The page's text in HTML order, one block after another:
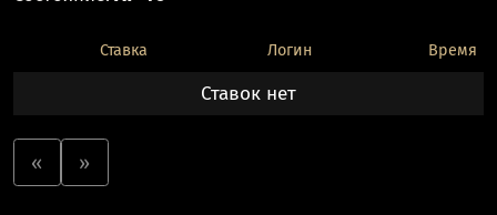
Ставка Логин Время
Ставок нет
« »